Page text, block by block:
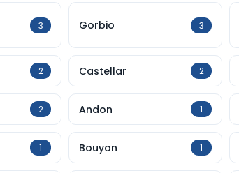
3 Gorbio 3
2 Castellar 2
2 Andon 1
1 Bouyon 1